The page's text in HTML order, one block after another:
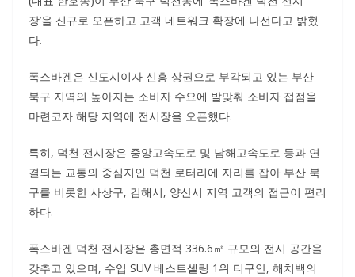
장’을 신규로 오픈하고 고객 네트워크 확장에 나선다고 밝혔
다.
폭스바겐은 신도시이자 신흥 상권으로 부각되고 있는 부산
북구 지역의 높아지는 소비자 수요에 발맞춰 소비자 접점을
마련코자 해당 지역에 전시장을 오픈했다.
특히, 덕천 전시장은 중앙고속도로 및 남해고속도로 등과 연
결되는 교통의 중심지인 덕천 로터리에 자리를 잡아 부산 북
구를 비롯한 사상구, 김해시, 양산시 지역 고객의 접근이 편리
하다.
폭스바겐 덕천 전시장은 총면적 336.6㎡ 규모의 전시 공간을
갖추고 있으며, 수입 SUV 베스트셀링 1위 티구안, 해치백의